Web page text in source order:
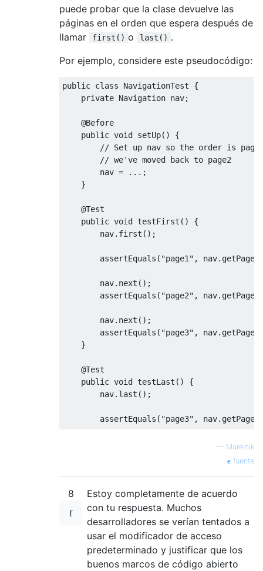
puede probar que la clase devuelve las
páginas en el orden que espera después de
llamar
first() o last() .
Por ejemplo, considere este pseudocódigo:
public class NavigationTest
{
private Navigation nav;
@Before
public void setUp()
{
// Set up nav so the order is page1-
// we've moved back to page2
        nav
=
...;
}
@Test
public void testFirst ()
{
        nav
. first ();
        assertEquals
( "page1" , nav. getPage
        nav
. next ();
        assertEquals
( "page2" , nav. getPage
        nav
. next ();
        assertEquals
( "page3" , nav. getPage
}
@Test
public void testLast ()
{
        nav
. last ();
        assertEquals
( "page3" , nav. getPage
getPage
        nav
.previous();
        assertEquals
("page1", nav.getPage
— Mureinik
fuente
8
Estoy completamente de acuerdo
con tu respuesta. Muchos
desarrolladores se verían tentados a
usar el modificador de acceso
predeterminado y justificar que los
buenos marcos de código abierto